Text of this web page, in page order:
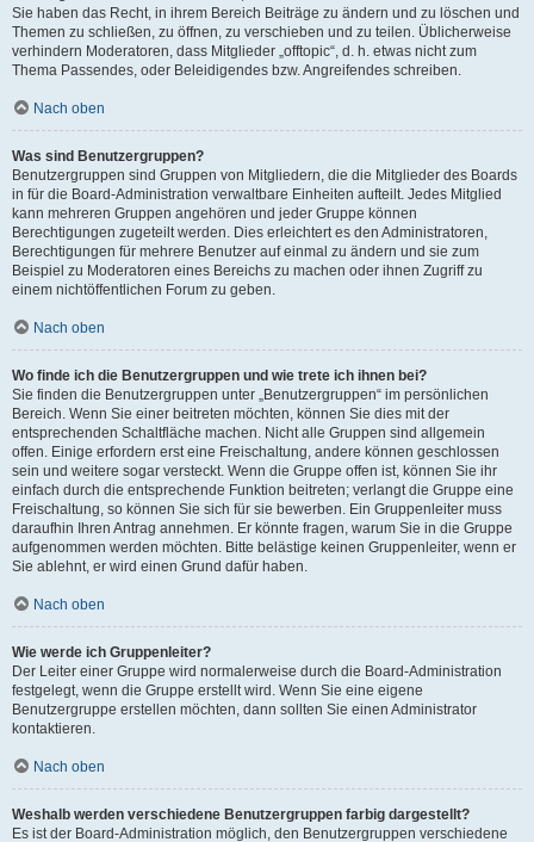
Sie haben das Recht, in ihrem Bereich Beiträge zu ändern und zu löschen und
Themen zu schließen, zu öffnen, zu verschieben und zu teilen. Üblicherweise
verhindern Moderatoren, dass Mitglieder „offtopic“, d. h. etwas nicht zum
Thema Passendes, oder Beleidigendes bzw. Angreifendes schreiben.
Nach oben
Was sind Benutzergruppen?
Benutzergruppen sind Gruppen von Mitgliedern, die die Mitglieder des Boards
in für die Board-Administration verwaltbare Einheiten aufteilt. Jedes Mitglied
kann mehreren Gruppen angehören und jeder Gruppe können
Berechtigungen zugeteilt werden. Dies erleichtert es den Administratoren,
Berechtigungen für mehrere Benutzer auf einmal zu ändern und sie zum
Beispiel zu Moderatoren eines Bereichs zu machen oder ihnen Zugriff zu
einem nichtöffentlichen Forum zu geben.
Nach oben
Wo finde ich die Benutzergruppen und wie trete ich ihnen bei?
Sie finden die Benutzergruppen unter „Benutzergruppen“ im persönlichen
Bereich. Wenn Sie einer beitreten möchten, können Sie dies mit der
entsprechenden Schaltfläche machen. Nicht alle Gruppen sind allgemein
offen. Einige erfordern erst eine Freischaltung, andere können geschlossen
sein und weitere sogar versteckt. Wenn die Gruppe offen ist, können Sie ihr
einfach durch die entsprechende Funktion beitreten; verlangt die Gruppe eine
Freischaltung, so können Sie sich für sie bewerben. Ein Gruppenleiter muss
daraufhin Ihren Antrag annehmen. Er könnte fragen, warum Sie in die Gruppe
aufgenommen werden möchten. Bitte belästige keinen Gruppenleiter, wenn er
Sie ablehnt, er wird einen Grund dafür haben.
Nach oben
Wie werde ich Gruppenleiter?
Der Leiter einer Gruppe wird normalerweise durch die Board-Administration
festgelegt, wenn die Gruppe erstellt wird. Wenn Sie eine eigene
Benutzergruppe erstellen möchten, dann sollten Sie einen Administrator
kontaktieren.
Nach oben
Weshalb werden verschiedene Benutzergruppen farbig dargestellt?
Es ist der Board-Administration möglich, den Benutzergruppen verschiedene